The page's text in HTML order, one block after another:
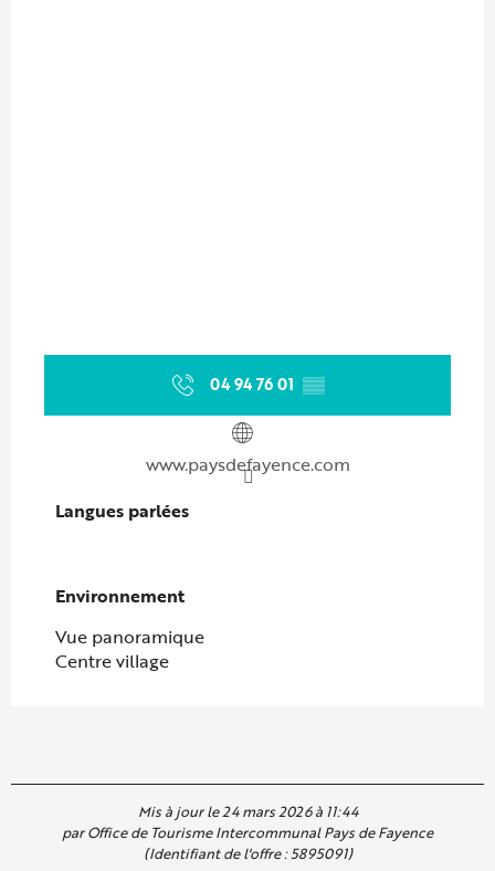
04 94 76 01 ▒▒
www.paysdefayence.com
Langues parlées
Langues parlées
Environnement
Environnement
Vue panoramique
Centre village
Mis à jour le 24 mars 2026 à 11:44
par Office de Tourisme Intercommunal Pays de Fayence
(Identifiant de l'offre :5895091)